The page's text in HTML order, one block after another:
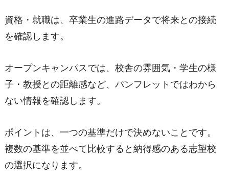
資格・就職は、卒業生の進路データで将来との接続
を確認します。
オープンキャンパスでは、校舎の雰囲気・学生の様
子・教授との距離感など、パンフレットではわから
ない情報を確認します。
ポイントは、一つの基準だけで決めないことです。
複数の基準を並べて比較すると納得感のある志望校
の選択になります。